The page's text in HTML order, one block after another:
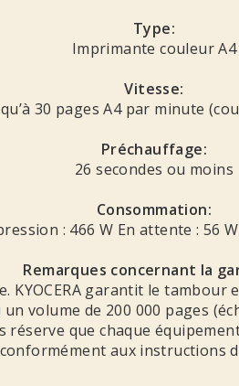
Type:
Imprimante couleur A4
Vitesse:
30 pages A4 par minute
Préchauffage:
26 secondes ou moins
Consommation:
: 466 W En attente : 56
Remarques concernant la
KYOCERA garantit le
volume de 200 000 pages
réserve que chaque
conformément aux instructions